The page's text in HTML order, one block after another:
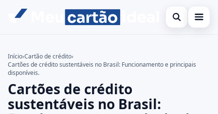
Abrir busca
Cartão de crédito
Finanças
Banco
Buscar no site
Buscar por:
Pressione Enter para buscar ou ESC para fechar.
Início›Cartão de crédito›
Cartões de crédito sustentáveis no Brasil: Funcionamento e principais
disponíveis.
Cartões de crédito
sustentáveis no Brasil: